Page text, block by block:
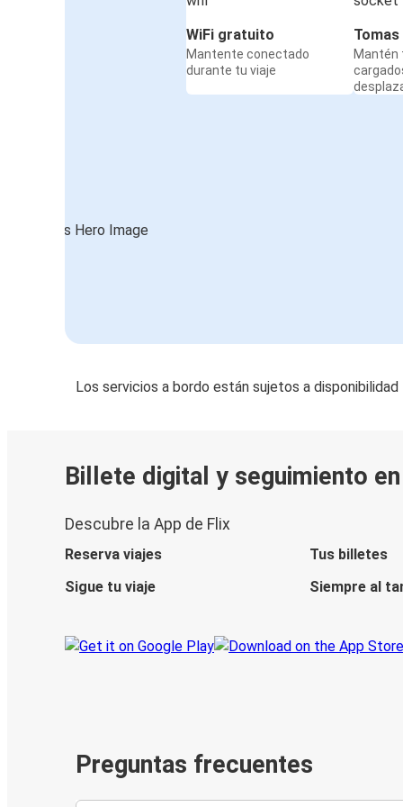
WiFi gratuito
Mantente conectado
durante tu viaje
Mantén
Los servicios a bordo están sujetos a disponibilidad
Billete digital y seguimiento
Descubre la App de Flix
Reserva viajes
Tus billetes
Sigue tu viaje
Siempre al
Preguntas frecuentes